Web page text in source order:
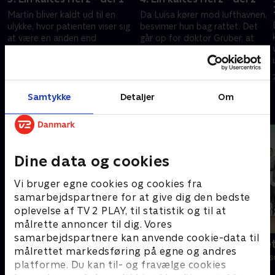
Samtykke Detaljer Om
Dine data og cookies
Vi bruger egne cookies og cookies fra
samarbejdspartnere for at give dig den bedste
oplevelse af TV 2 PLAY, til statistik og til at
målrette annoncer til dig. Vores
samarbejdspartnere kan anvende cookie-data til
målrettet markedsføring på egne og andres
platforme. Du kan til- og fravælge cookies
Martin bliver kaldt ud til en
ulykke, hvor patienten viser sig
at være en anden end
Da Luisa kører mod lufthavnen,
besvimer hun bag rattet. Det
går op for doktor Gruber, at
hjertefejl, men også en
29. april 2016 • 43 min
Bjergets helte
Drama • 15 sæsoner Drama • 10